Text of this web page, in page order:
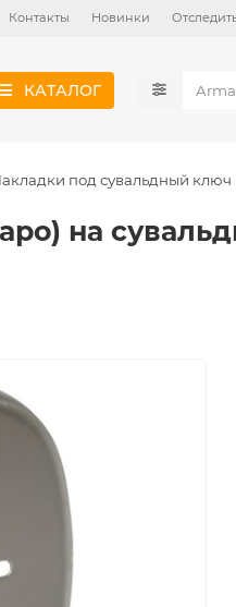
Контакты Новинки
КАТАЛОГ
под сувальдный ключ
на